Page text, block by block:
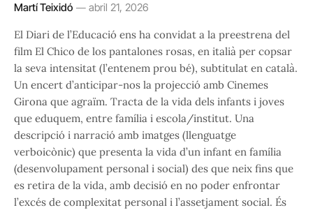
Martí Teixidó abril 21, 2026
El Diari de l’Educació ens ha convidat a la preestrena del
film El Chico de los pantalones rosas, en italià per copsar
la seva intensitat (l’entenem prou bé), subtitulat en català.
Un encert d’anticipar-nos la projecció amb Cinemes
Girona que agraïm. Tracta de la vida dels infants i joves
que eduquem, entre família i escola/institut. Una
descripció i narració amb imatges (llenguatge
verboicònic) que presenta la vida d’un infant en família
(desenvolupament personal i social) des que neix fins que
es retira de la vida, amb decisió en no poder enfrontar
l’excés de complexitat personal i l’assetjament social. És